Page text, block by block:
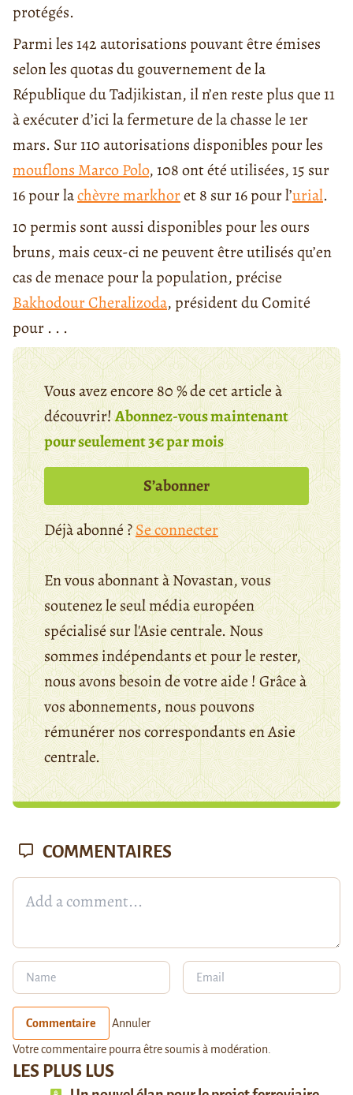
protégés.
Parmi les 142 autorisations pouvant être émises
selon les quotas du gouvernement de la
République du Tadjikistan, il n’en reste plus que 11
à exécuter d’ici la fermeture de la chasse le 1er
mars. Sur 110 autorisations disponibles pour les
mouflons Marco Polo, 108 ont été utilisées, 15 sur
16 pour lachèvre markhoret 8 sur 16 pour l’urial.
10 permis sont aussi disponibles pour les ours
bruns, mais ceux-ci ne peuvent être utilisés qu’en
cas de menace pour la population, précise
Bakhodour Cheralizoda, président du Comité
pour . . .
Vous avez encore 80 % de cet article à
découvrir!Abonnez-vous maintenant
pour seulement 3€ par mois
S’abonner
Déjà abonné ?Se connecter
En vous abonnant à Novastan, vous
soutenez le seul média européen
spécialisé sur l'Asie centrale. Nous
sommes indépendants et pour le rester,
nous avons besoin de votre aide ! Grâce à
vos abonnements, nous pouvons
rémunérer nos correspondants en Asie
centrale.
LES PLUS LUS
COMMENTAIRES
Commentaire Annuler
Votre commentaire pourra être soumis à modération.